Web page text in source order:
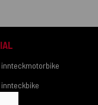
innteckmotorbike
innteckbike